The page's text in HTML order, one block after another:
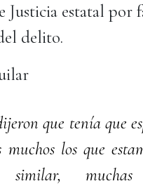
Justicia estatal por
delito.
que tenía que
muchos los que
similar, muchas